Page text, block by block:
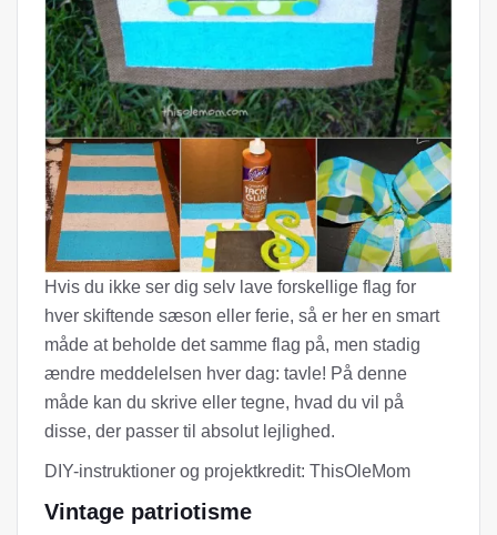
Hvis du ikke ser dig selv lave forskellige flag for
hver skiftende sæson eller ferie, så er her en smart
måde at beholde det samme flag på, men stadig
ændre meddelelsen hver dag: tavle! På denne
måde kan du skrive eller tegne, hvad du vil på
disse, der passer til absolut lejlighed.
DIY-instruktioner og projektkredit: ThisOleMom
Vintage patriotisme